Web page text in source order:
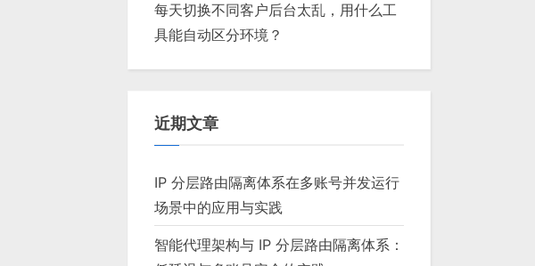
每天切换不同客户后台太乱，用什么工
具能自动区分环境？
近期文章
IP 分层路由隔离体系在多账号并发运行
场景中的应用与实践
智能代理架构与 IP 分层路由隔离体系：